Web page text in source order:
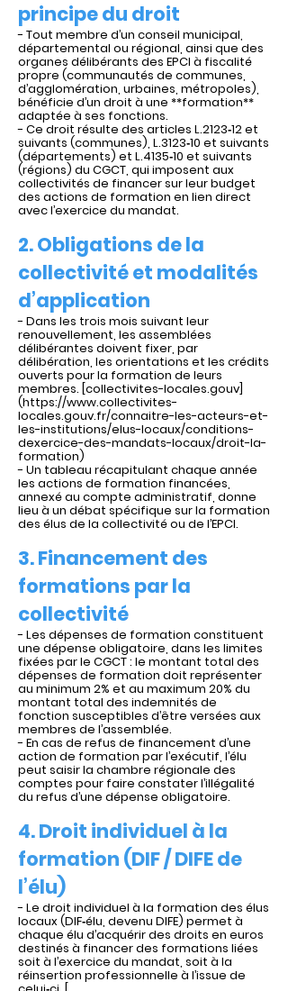
principe du droit
- Tout membre d’un conseil municipal,
départemental ou régional, ainsi que des
organes délibérants des EPCI à fiscalité
propre (communautés de communes,
d’agglomération, urbaines, métropoles),
bénéficie d’un droit à une **formation**
adaptée à ses fonctions.
- Ce droit résulte des articles L.2123‑12 et
suivants (communes), L.3123‑10 et suivants
(départements) et L.4135‑10 et suivants
(régions) du CGCT, qui imposent aux
collectivités de financer sur leur budget
des actions de formation en lien direct
avec l’exercice du mandat.
2. Obligations de la
collectivité et modalités
d’application
- Dans les trois mois suivant leur
renouvellement, les assemblées
délibérantes doivent fixer, par
délibération, les orientations et les crédits
ouverts pour la formation de leurs
membres. [collectivites-locales.gouv]
(https://www.collectivites-
locales.gouv.fr/connaitre-les-acteurs-et-
les-institutions/elus-locaux/conditions-
dexercice-des-mandats-locaux/droit-la-
formation)
- Un tableau récapitulant chaque année
les actions de formation financées,
annexé au compte administratif, donne
lieu à un débat spécifique sur la formation
des élus de la collectivité ou de l’EPCI.
3. Financement des
formations par la
collectivité
- Les dépenses de formation constituent
une dépense obligatoire, dans les limites
fixées par le CGCT : le montant total des
dépenses de formation doit représenter
au minimum 2% et au maximum 20% du
montant total des indemnités de
fonction susceptibles d’être versées aux
membres de l’assemblée.
- En cas de refus de financement d’une
action de formation par l’exécutif, l’élu
peut saisir la chambre régionale des
comptes pour faire constater l’illégalité
du refus d’une dépense obligatoire.
4. Droit individuel à la
formation (DIF / DIFE de
l’élu)
- Le droit individuel à la formation des élus
locaux (DIF‑élu, devenu DIFE) permet à
chaque élu d’acquérir des droits en euros
destinés à financer des formations liées
soit à l’exercice du mandat, soit à la
réinsertion professionnelle à l’issue de